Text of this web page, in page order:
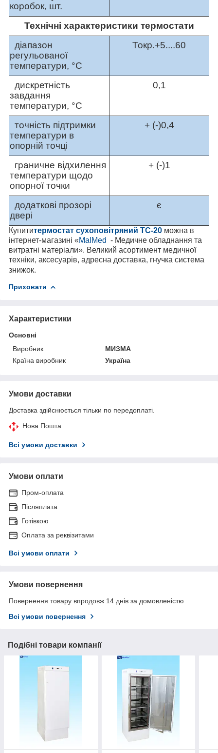
коробок, шт.
Технічні характеристики термостати
діапазон
регульованої
температури, °C
Токр.+5....60
дискретність
завдання
температури, °C
0,1
точність підтримки
температури в
опорній точці
+ (-)0,4
граничне відхилення
температури щодо
опорної точки
+ (-)1
додаткові прозорі
двері
є
Купититермостат сухоповітряний ТС-20 можна в
інтернет-магазині «MalMed - Медичне обладнання та
витратні матеріали». Великий асортимент медичної
техніки, аксесуарів, адресна доставка, гнучка система
знижок.
Приховати
Характеристики
Основні
Виробник
МИЗМА
Країна виробник
Україна
Умови доставки
Доставка здійснюється тільки по передоплаті.
Нова Пошта
Всі умови доставки
Умови оплати
Пром-оплата
Післяплата
Готівкою
Оплата за реквізитами
Всі умови оплати
Умови повернення
Повернення товару впродовж 14 днів за домовленістю
Всі умови повернення
Подібні товари компанії